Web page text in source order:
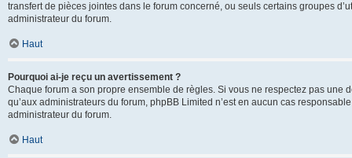
transfert de pièces jointes dans le forum concerné, ou seuls certains groupes
administrateur du forum.
Haut
Pourquoi ai-je reçu un avertissement ?
Chaque forum a son propre ensemble de règles. Si vous ne respectez pas une
qu’aux administrateurs du forum, phpBB Limited n’est en aucun cas
administrateur du forum.
Haut